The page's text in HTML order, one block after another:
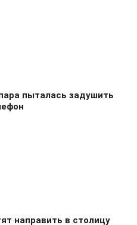
пыталась задушить
направить в столицу